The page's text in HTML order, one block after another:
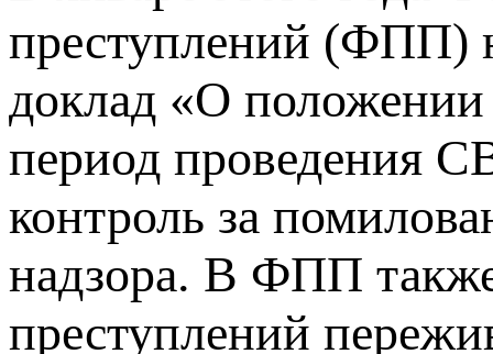
преступлений (ФПП)
доклад «О
период проведения
контроль за
надзора. В ФПП
преступлений